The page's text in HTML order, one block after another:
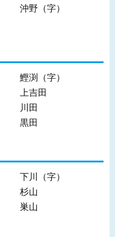
沖野（字）
鰹渕（字）
上吉田
川田
黒田
下川（字）
杉山
巣山